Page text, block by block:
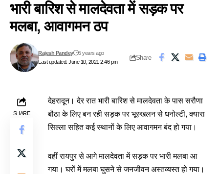
भारी बारिश से मालदेवता में सड़क पर
मलबा, आवागमन ठप
Last updated: June 10, 2021 2:46 pm
Rajesh Pandey 5 years ago
Share
SHARE
देहरादून। देर रात भारी बारिश से मालदेवता के पास सरौणा
बौठा के लिए बन रही सड़क पर भूस्खलन से धनोल्टी, क्यारा
सिल्ला सहित कई स्थानों के लिए आवागमन बंद हो गया।
वहीं रायपुर से आगे मालदेवता में सड़क पर भारी मलबा आ
गया। घरों में मलबा घुसने से जनजीवन अस्तव्यस्त हो गया।